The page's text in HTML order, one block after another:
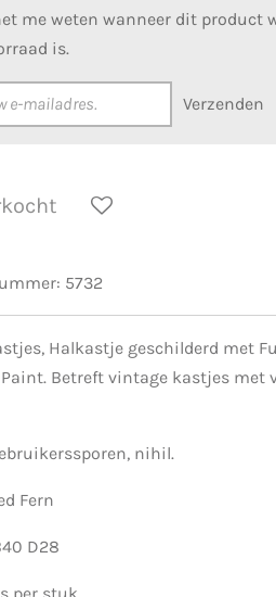
me weten wanneer dit product
is.
Verzenden
5732
Halkastje geschilderd met
Betreft vintage kastjes met
nihil.
Fern
D28
per stuk